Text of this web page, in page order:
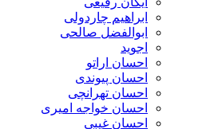
ابراهیم چاردولی
ابوالفضل صالحی
اجوید
احسان اراتو
احسان پیوندی
احسان تهرانچی
احسان خواجه امیری
احسان غیبی